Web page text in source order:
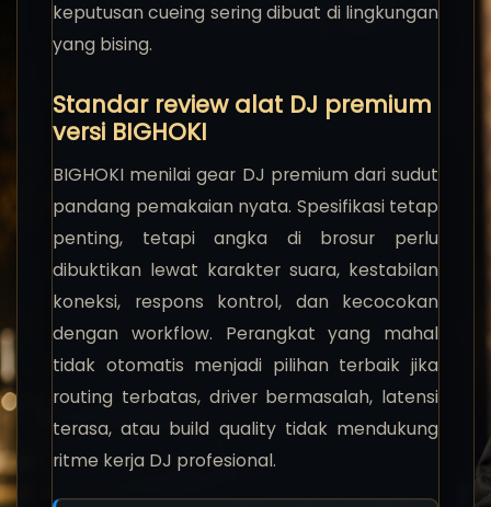
keputusan cueing sering dibuat di lingkungan
yang bising.
Standar review alat DJ premium
versi BIGHOKI
BIGHOKI menilai gear DJ premium dari sudut
pandang pemakaian nyata. Spesifikasi tetap
penting, tetapi angka di brosur perlu
dibuktikan lewat karakter suara, kestabilan
koneksi, respons kontrol, dan kecocokan
dengan workflow. Perangkat yang mahal
tidak otomatis menjadi pilihan terbaik jika
routing terbatas, driver bermasalah, latensi
terasa, atau build quality tidak mendukung
ritme kerja DJ profesional.